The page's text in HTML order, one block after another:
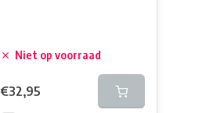
Niet op voorraad
€32,95